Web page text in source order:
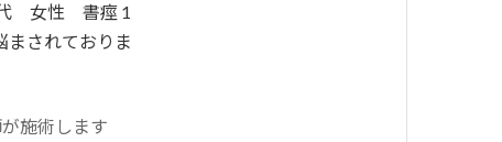
代 女性 書痙 1
まされておりま
施術します